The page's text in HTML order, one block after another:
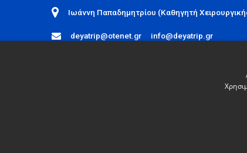
Ιωάννη Παπαδημητρίου (Καθηγητή
deyatrip@otenet.gr info@deyatrip.gr